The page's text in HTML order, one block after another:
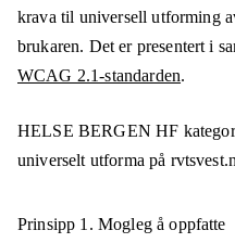
krava til universell utforming
brukaren. Det er presentert i
WCAG 2.1-standarden.
HELSE BERGEN HF
universelt utforma på
Prinsipp 1. Mogleg å oppfatte